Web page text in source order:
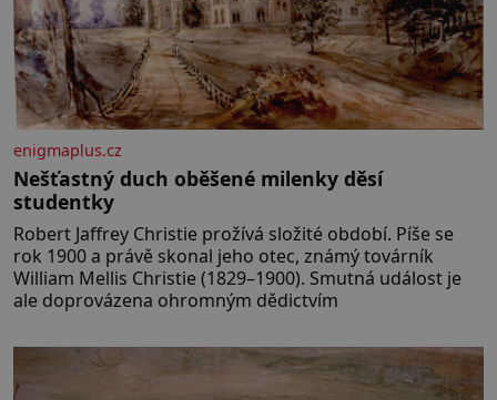
enigmaplus.cz
Nešťastný duch oběšené milenky děsí
studentky
Robert Jaffrey Christie prožívá složité období. Píše se
rok 1900 a právě skonal jeho otec, známý továrník
William Mellis Christie (1829–1900). Smutná událost je
ale doprovázena ohromným dědictvím